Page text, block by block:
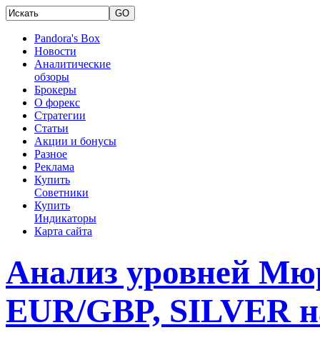
Pandora's Box
Новости
Аналитические
обзоры
Брокеры
О форекс
Стратегии
Статьи
Акции и бонусы
Разное
Реклама
Купить
Советники
Купить
Индикаторы
Карта сайта
Анализ уровней
EUR/GBP, SILVER